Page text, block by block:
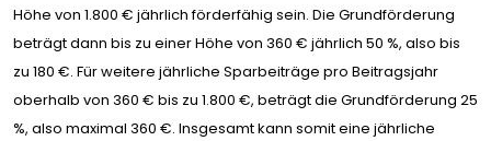
Höhe von 1.800 € jährlich förderfähig sein. Die Grundförderung
beträgt dann bis zu einer Höhe von 360 € jährlich 50 %, also bis
zu 180 €. Für weitere jährliche Sparbeiträge pro Beitragsjahr
oberhalb von 360 € bis zu 1.800 €, beträgt die Grundförderung 25
%, also maximal 360 €. Insgesamt kann somit eine jährliche